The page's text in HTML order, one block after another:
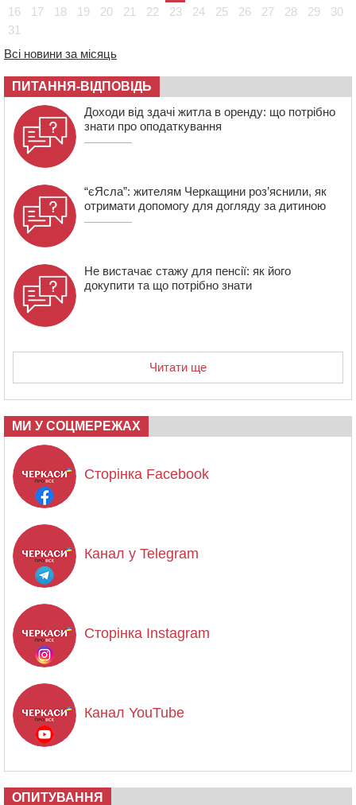
Черкасах просять покращити умови в дитсадку
08:22
сплатили на Черкащині
06 СЕРПНЯ 2026, ЧЕТВЕР
21:13
Вісім медалей, з яких чотири золоті: черкаські
спортсмени тріумфували на чемпіонаті України
16
17 18 19 20 21 22 23 24 25 26 27 28 29
30
31
Всі новини за місяць
ПИТАННЯ-ВІДПОВІДЬ
Доходи від здачі житла в оренду: що потрібно
знати про оподаткування
“єЯсла”: жителям Черкащини роз’яснили, як
отримати допомогу для догляду за дитиною
Не вистачає стажу для пенсії: як його
докупити та що потрібно знати
Читати ще
МИ У СОЦМЕРЕЖАХ
Сторінка Facebook
Канал у Telegram
Сторінка Instagram
Канал YouTube
ОПИТУВАННЯ